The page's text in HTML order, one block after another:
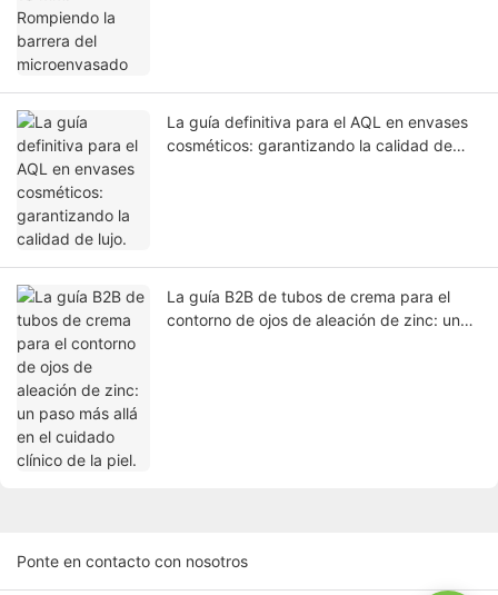
La guía definitiva para el AQL en envases
cosméticos: garantizando la calidad de
La guía B2B de tubos de crema para el
contorno de ojos de aleación de zinc: un
Ponte en contacto con nosotros